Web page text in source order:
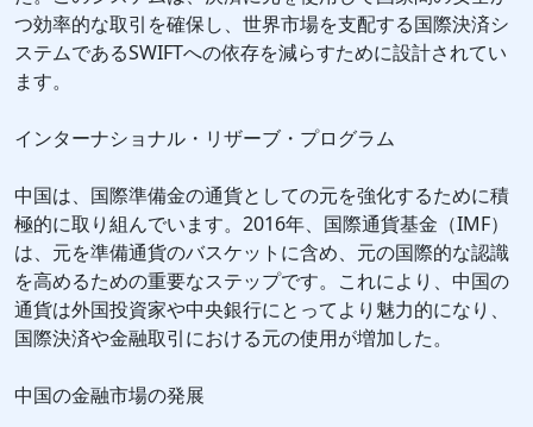
つ効率的な取引を確保し、世界市場を支配する国際決済シ
ステムであるSWIFTへの依存を減らすために設計されてい
ます。
インターナショナル・リザーブ・プログラム
中国は、国際準備金の通貨としての元を強化するために積
極的に取り組んでいます。2016年、国際通貨基金（IMF）
は、元を準備通貨のバスケットに含め、元の国際的な認識
を高めるための重要なステップです。これにより、中国の
通貨は外国投資家や中央銀行にとってより魅力的になり、
国際決済や金融取引における元の使用が増加した。
中国の金融市場の発展